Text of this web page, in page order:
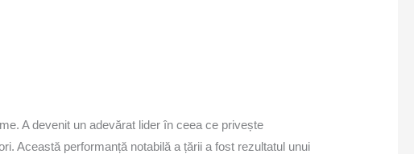
A devenit un adevărat lider în ceea ce privește
Această performanță notabilă a țării a fost rezultatul unui